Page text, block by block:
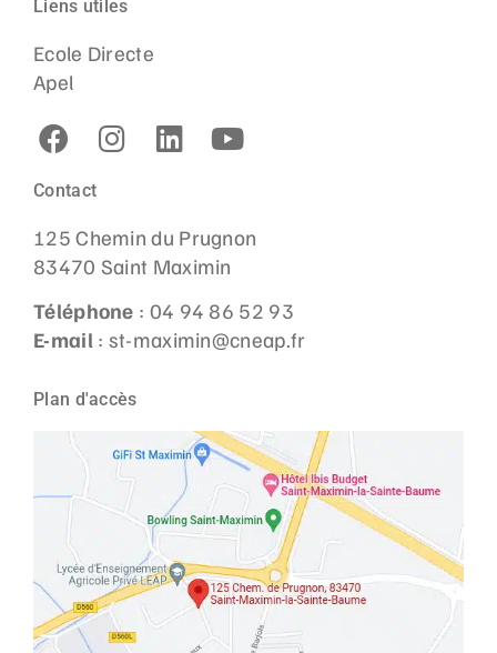
Liens utiles
Ecole Directe
Apel
Contact
125 Chemin du Prugnon
83470 Saint Maximin
Téléphone : 04 94 86 52 93
E-mail : st-maximin@cneap.fr
Plan d'accès